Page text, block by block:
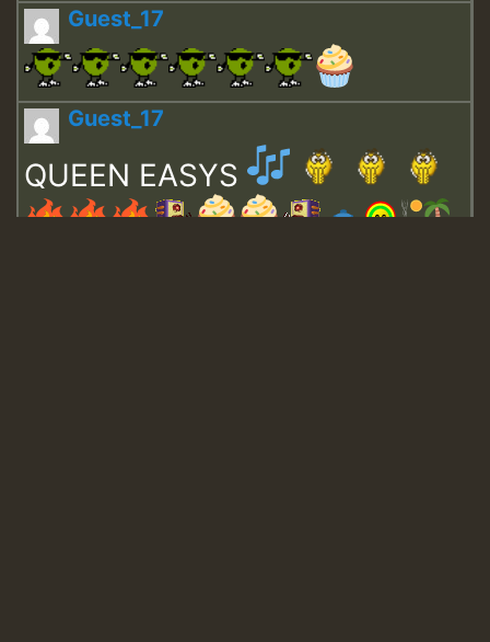
Guest_17
Guest_17
QUEEN EASYS